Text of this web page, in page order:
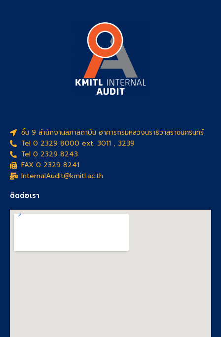
ชั้น 9 สำนักงานสภาสถาบัน อาคารกรมหลวงนราธิวาสราชนครินทร์
Tel 0 2329 8000 ext. 3011 , 3239
Tel 0 2329 8243
FAX 0 2329 8241
InternalAudit@kmitl.ac.th
ติดต่อเรา